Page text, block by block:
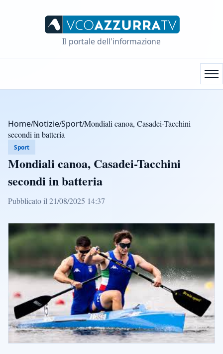
Il portale dell'informazione
Home/Notizie/Sport/Mondiali canoa, Casadei-Tacchini
secondi in batteria
Sport
Mondiali canoa, Casadei-Tacchini
secondi in batteria
Pubblicato il 21/08/2025 14:37